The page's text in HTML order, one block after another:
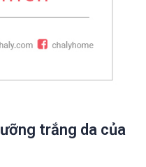
trắng da của